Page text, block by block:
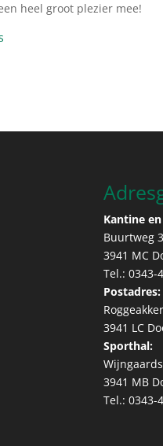
heel groot plezier mee!
Kantine
Buurtweg
3941 MC
Tel.: 0343-
Postadres:
3941 LC
Sporthal:
3941 MB
Tel.: 0343-